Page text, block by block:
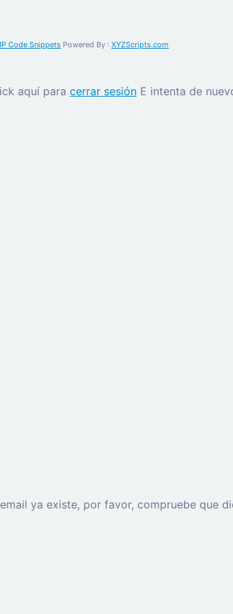
Code Snippets Powered By : XYZScripts.com
aquí para cerrar sesión E intenta de
ya existe, por favor, compruebe que